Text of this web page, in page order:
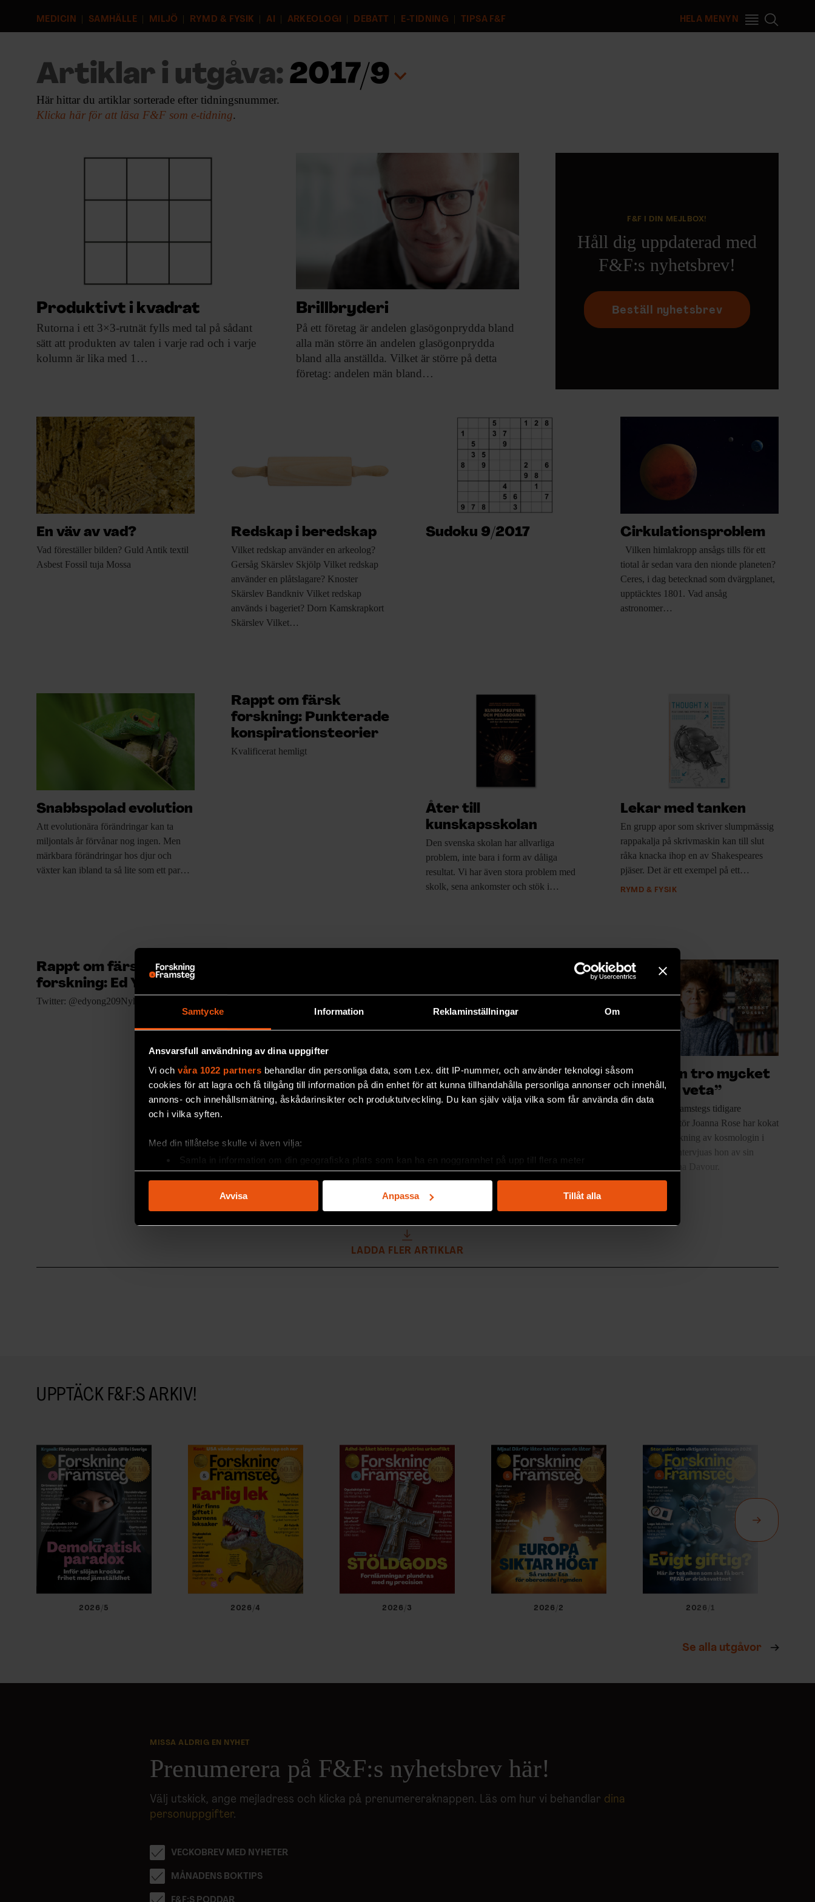
Samtycke Information Reklaminställningar Om
Ansvarsfull användning av dina uppgifter
Vi och våra 1022 partners behandlar din personliga data, som t.ex. ditt IP-nummer, och använder teknologi såsom
cookies för att lagra och få tillgång till information på din enhet för att kunna tillhandahålla personliga annonser och innehåll,
annons- och innehållsmätning, åskådarinsikter och produktutveckling. Du kan själv välja vilka som får använda din data
och i vilka syften.
Med din tillåtelse skulle vi även vilja:
Samla in information om din geografiska plats som kan ha en noggrannhet på upp till flera meter
Identifiera din enhet genom att aktivt skanna den för specifika kännetecken (fingeravtryck)
Ta reda på mer om hur dina personliga uppgifter behandlas och ställ in dina preferenser i
detaljsektionen. Du kan ändra
Vi använder enhetsidentifierare för att anpassa innehållet och annonserna till användarna, tillhandahålla funktioner för
sociala medier och analysera vår trafik. Vi vidarebefordrar även sådana identifierare och annan information från din enhet
Avvisa Anpassa Tillåt alla
MEDICIN SAMHÄLLE MILJÖ RYMD & FYSIK AI ARKEOLOGI DEBATT E-TIDNING TIPSA F&F HELA MENYN
EVENEMANG & RESOR
KONTAKTA F&F
SKRIV I F&F
OM F&F
Artiklar i utgåva: 2017/9
Här hittar du artiklar sorterade efter tidningsnummer.
Klicka här för att läsa F&F som e-tidning.
Produktivt i kvadrat
Rutorna i ett 3×3-rutnät fylls med tal på sådant
sätt att produkten av talen i varje rad och i varje
kolumn är lika med 1…
Brillbryderi
På ett företag är andelen glasögonprydda bland
alla män större än andelen glasögonprydda
bland alla anställda. Vilket är större på detta
företag: andelen män bland…
F&F I DIN MEJLBOX!
Håll dig uppdaterad med
F&F:s nyhetsbrev!
Beställ nyhetsbrev
En väv av vad?
Vad föreställer bilden? Guld Antik textil
Asbest Fossil tuja Mossa
Redskap i beredskap
Vilket redskap använder en arkeolog?
Gersåg Skärslev Skjölp Vilket redskap
använder en plåtslagare? Knoster
Skärslev Bandkniv Vilket redskap
används i bageriet? Dorn Kamskrapkort
Skärslev Vilket…
Sudoku 9/2017 Cirkulationsproblem
Vilken himlakropp ansågs tills för ett
tiotal år sedan vara den nionde planeten?
Ceres, i dag betecknad som dvärgplanet,
upptäcktes 1801. Vad ansåg
astronomer…
Snabbspolad evolution
Att evolutionära förändringar kan ta
miljontals år förvånar nog ingen. Men
märkbara förändringar hos djur och
växter kan ibland ta så lite som ett par…
Rappt om färsk
forskning: Punkterade
konspirationsteorier
Kvalificerat hemligt
Åter till
kunskapsskolan
Den svenska skolan har allvarliga
problem, inte bara i form av dåliga
resultat. Vi har även stora problem med
skolk, sena ankomster och stök i…
Lekar med tanken
En grupp apor som skriver slumpmässig
rappakalja på skrivmaskin kan till slut
råka knacka ihop en av Shakespeares
pjäser. Det är ett exempel på ett…
RYMD & FYSIK
Rappt om färsk
forskning: Ed Yong
Twitter: @edyong209Nyhetsbrev
Små hjärnor kan
också vara smarta
MILJÖ & KLIMAT
Så funkar bilens
antisladdsystem
”Man kan tro mycket
utan att veta”
Forskning & Framstegs tidigare
astronomiredaktör Joanna Rose har kokat
ner 30 års bevakning av kosmologin i
bokform. Här intervjuas hon av sin
LADDA FLER ARTIKLAR
UPPTÄCK F&F:S ARKIV!
2026/5 2026/4 2026/3 2026/2 2026/1
Se alla utgåvor
MISSA ALDRIG EN NYHET
Prenumerera på F&F:s nyhetsbrev här!
Välj utskick, ange mejladress och klicka på prenumereraknappen. Läs om hur vi behandlar dina
personuppgifter.
VECKOBREV MED NYHETER
MÅNADENS BOKTIPS